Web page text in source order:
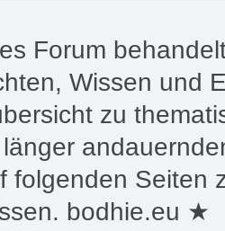
Forum
Wissen und
zu
folgenden Seiten
bodhie.eu ★